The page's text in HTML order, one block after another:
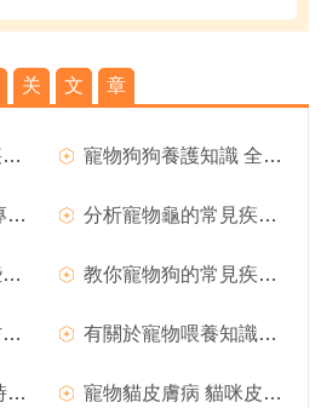
关 文 章
十大最常見的寵物疾病及如何預防和方法 寵物狗狗養護知識 全方面養護透析
怎樣開寵物美容店 專業寵物美容師介紹 分析寵物龜的常見疾病及解決方法
寵物狗常見病有哪些及相關注意事項 教你寵物狗的常見疾病預防措施
寵物狗皮膚病治療方法 寵物狗疾病防預 有關於寵物喂養知識和注意事項
超時尚寵物狗服裝 時尚牛仔自制方法 寵物貓皮膚病 貓咪皮膚病有哪些